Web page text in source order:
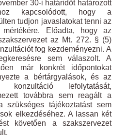
30-i határidőt határozott
kapcsolódott, hogy a
tudjon javaslatokat tenni az
mértékére. Előadta, hogy az
az Mt. 272. § (5)
fog kezdeményezni. A
sem válaszolt. A
már konkrét időpontokat
a bértárgyalások, és az
konzultáció lefolytatását,
továbbra sem reagált a
szükséges tájékoztatást sem
elkezdéséhez. A lassan két
követően a szakszervezet